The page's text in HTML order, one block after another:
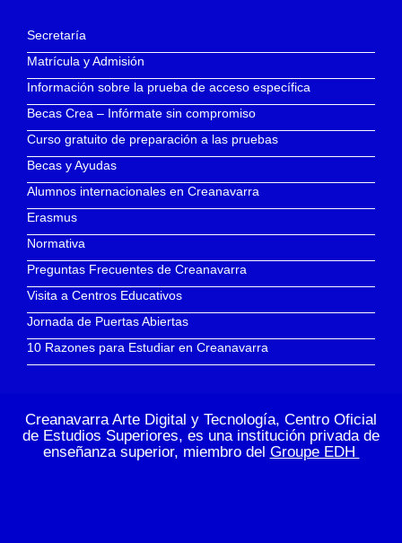
Secretaría
Matrícula y Admisión
Información sobre la prueba de acceso específica
Becas Crea – Infórmate sin compromiso
Curso gratuito de preparación a las pruebas
Becas y Ayudas
Alumnos internacionales en Creanavarra
Erasmus
Normativa
Preguntas Frecuentes de Creanavarra
Visita a Centros Educativos
Jornada de Puertas Abiertas
10 Razones para Estudiar en Creanavarra
Creanavarra Arte Digital y Tecnología, Centro Oficial
de Estudios Superiores, es una institución privada de
enseñanza superior, miembro del Groupe EDH